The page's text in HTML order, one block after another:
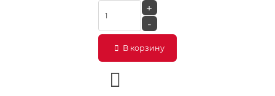
+
-
В корзину